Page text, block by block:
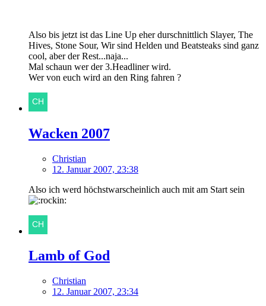
Also bis jetzt ist das Line Up eher durschnittlich Slayer, The
Hives, Stone Sour, Wir sind Helden und Beatsteaks sind ganz
cool, aber der Rest...naja...
Mal schaun wer der 3.Headliner wird.
Wer von euch wird an den Ring fahren ?
Wacken 2007
Christian
12. Januar 2007, 23:38
Also ich werd höchstwarscheinlich auch mit am Start sein
Lamb of God
Christian
12. Januar 2007, 23:34